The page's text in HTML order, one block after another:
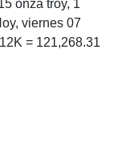
onza troy, 1
viernes 07
= 121,268.31